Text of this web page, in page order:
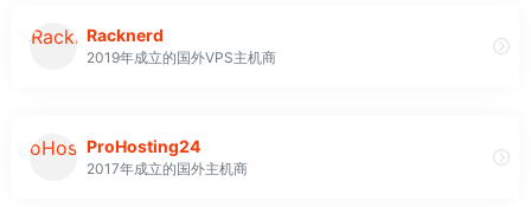
Racknerd
2019年成立的国外VPS主机商
ProHosting24
2017年成立的国外主机商